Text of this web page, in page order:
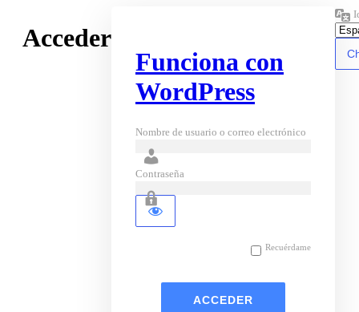
Acceder
Funciona con
WordPress
Nombre de usuario o correo electrónico
Contraseña
Recuérdame